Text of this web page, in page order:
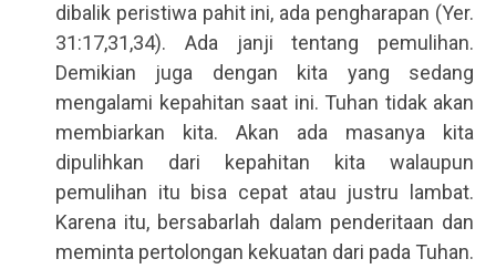
dibalik peristiwa pahit ini, ada pengharapan (Yer.
31:17,31,34). Ada janji tentang pemulihan.
Demikian juga dengan kita yang sedang
mengalami kepahitan saat ini. Tuhan tidak akan
membiarkan kita. Akan ada masanya kita
dipulihkan dari kepahitan kita walaupun
pemulihan itu bisa cepat atau justru lambat.
Karena itu, bersabarlah dalam penderitaan dan
meminta pertolongan kekuatan dari pada Tuhan.